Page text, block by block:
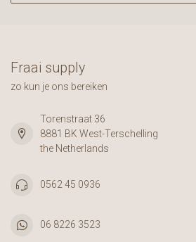
Fraai supply
zo kun je ons bereiken
Torenstraat 36
8881 BK West-Terschelling
the Netherlands
0562 45 0936
06 8226 3523